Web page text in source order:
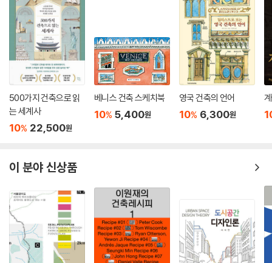
ㆍ하양 무학로교회: 하양 지역의 작은 교회다. 진리 속에 자유하고자 하는
이들의 집으로, 교회 건축의 본질을 엿볼 수 있는 곳이다.
ㆍ독락당: 경주에 있으며, 회재 이언적이 살던 옛집이다. 조선 시대 건축이
지만 마당을 주축으로 하는 다중심의 공간 구조를 지녀, 민주주의 시대에
더욱 유의미하게 다가오는 장소다.
ㆍ통도사: 양산에 있는 통도사는 삼보사찰 가운데 하나이며, ‘산사’라는 이
름 아래 유네스코 세계유산으로 등재된 절이다. 특별한 도시 조직과 같은
ㆍ만취헌: 역시 양산에 있으며, 19대 대통령 문재인의 사저다. ‘더디게 자
라는 시냇가의 소나무, 울창하게 늦도록 푸르름을 머금는다’라는 의미의
당호에는 퇴임 후 평화하며 살라는 건축가의 바람이 담겼다.
ㆍ구덕교회: 부산에 있다. 지은이가 어린 시절을 보낸 장소로, 건축가로서
본바탕을 세운 건축적 체험을 되새기는 곳이다.
500가지 건축으로 읽
는 세계사
10% 22,500원
베니스 건축 스케치북
10% 5,400원
영국 건축의 언어
10% 6,300원
이 분야 신상품